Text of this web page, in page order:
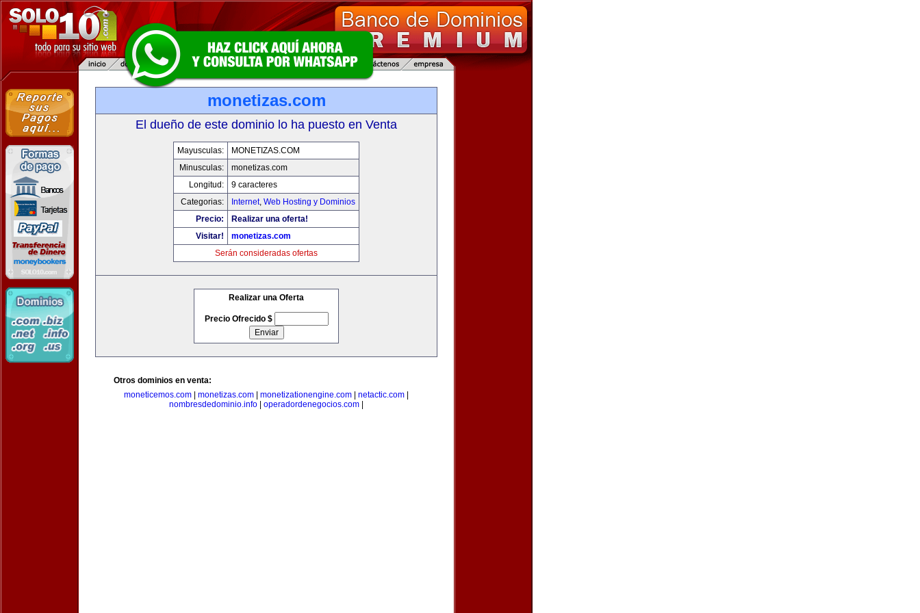
monetizas.com
El dueño de este dominio lo ha puesto en Venta
Mayusculas:
MONETIZAS.COM
Minusculas:
monetizas.com
Longitud:
9 caracteres
Categorias:
Internet, Web Hosting y Dominios
Precio:
Realizar una oferta!
Visitar!
monetizas.com
Serán consideradas ofertas
Realizar una Oferta
Precio Ofrecido $
Otros dominios en venta:
moneticemos.com
monetizas.com monetizationengine.com netactic.com
nombresdedominio.info
operadordenegocios.com